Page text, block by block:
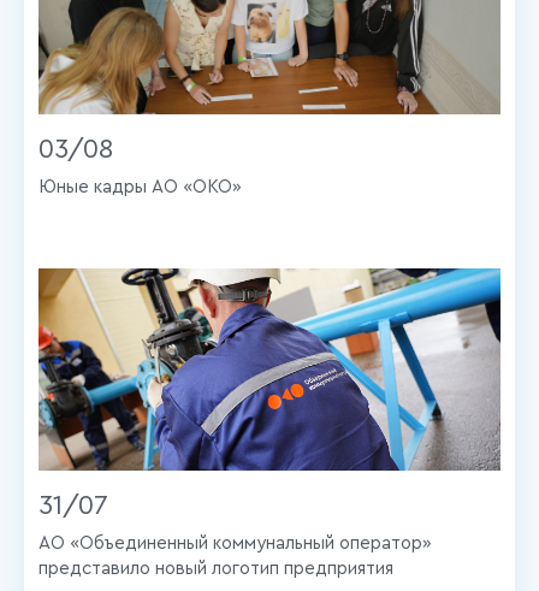
03/08
Юные кадры АО «ОКО»
31/07
АО «Объединенный коммунальный оператор»
представило новый логотип предприятия